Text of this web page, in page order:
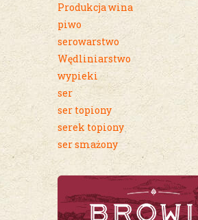
Produkcja wina
piwo
serowarstwo
Wędliniarstwo
wypieki
ser
ser topiony
serek topiony
ser smażony